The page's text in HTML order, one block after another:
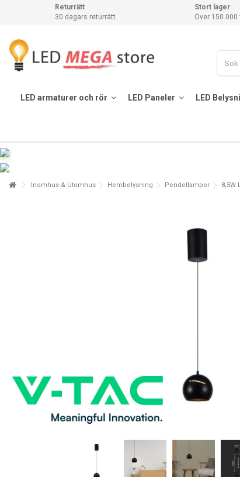
Returrätt
30 dagars returrätt
Stort lager
Över 150.000
LED armaturer och rör LED Paneler LED
Inomhus & Utomhus Hembelysning Pendellampor 8,5W